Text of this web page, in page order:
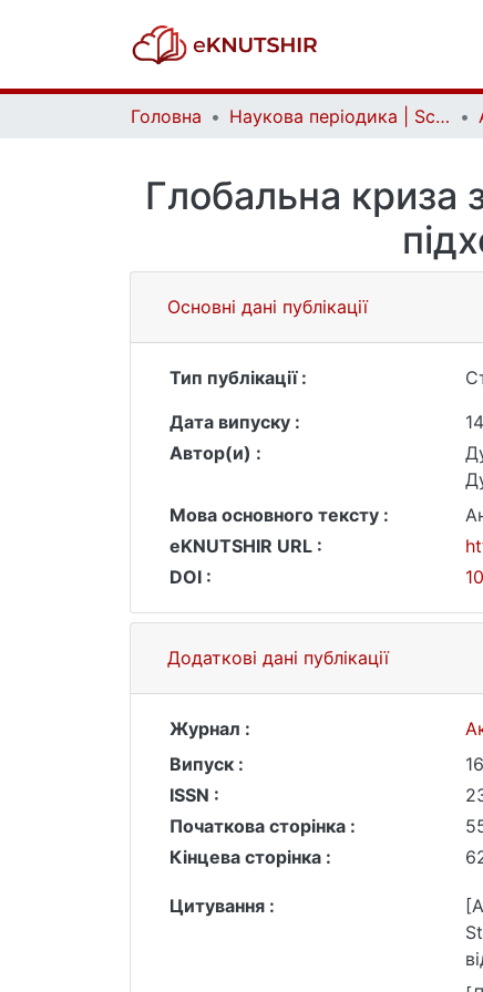
Головна Наукова періодика | Scientific periodicals
Глобальна криза
Основні дані публікації
Тип публікації :
Дата випуску :
Автор(и) :
Мова основного тексту :
eKNUTSHIR URL :
DOI :
Додаткові дані публікації
Журнал :
Випуск :
ISSN :
Початкова сторінка :
Кінцева сторінка :
Цитування :